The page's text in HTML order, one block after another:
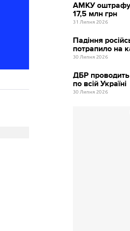
АМКУ
17,5 млн грн
31 Липня 2026
Падіння
потрапило на
30 Липня 2026
ДБР
по всій Україні
30 Липня 2026